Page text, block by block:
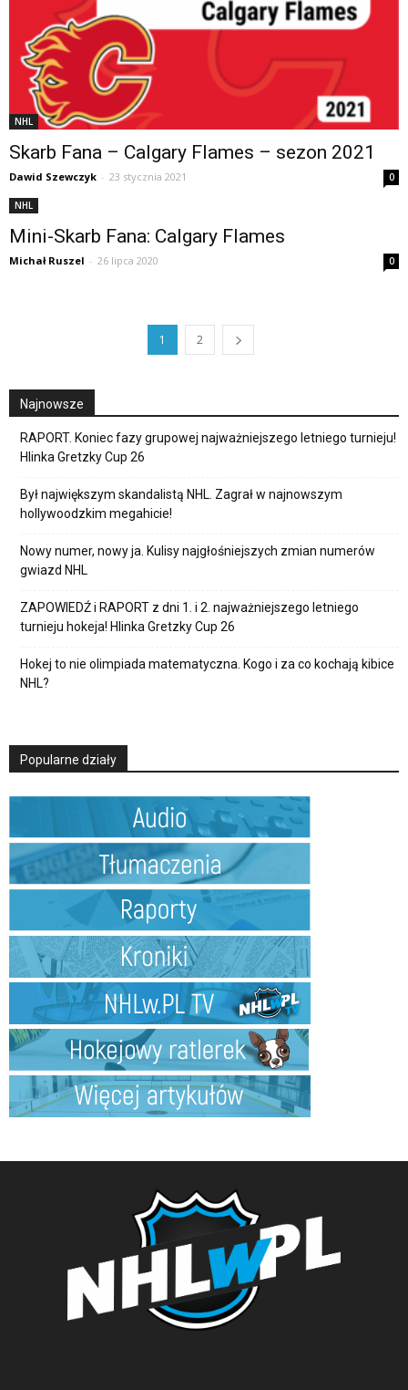
NHL
Skarb Fana – Calgary Flames – sezon 2021
Dawid Szewczyk - 23 stycznia 2021 0
NHL
Mini-Skarb Fana: Calgary Flames
Michał Ruszel - 26 lipca 2020 0
1 2
Najnowsze
RAPORT. Koniec fazy grupowej najważniejszego letniego turnieju!
Hlinka Gretzky Cup 26
Był największym skandalistą NHL. Zagrał w najnowszym
hollywoodzkim megahicie!
Nowy numer, nowy ja. Kulisy najgłośniejszych zmian numerów
gwiazd NHL
ZAPOWIEDŹ i RAPORT z dni 1. i 2. najważniejszego letniego
turnieju hokeja! Hlinka Gretzky Cup 26
Hokej to nie olimpiada matematyczna. Kogo i za co kochają kibice
NHL?
Popularne działy